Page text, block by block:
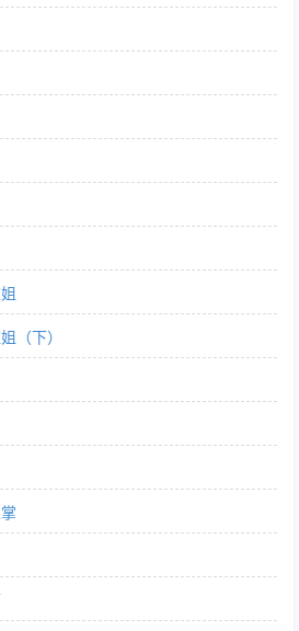
（下）